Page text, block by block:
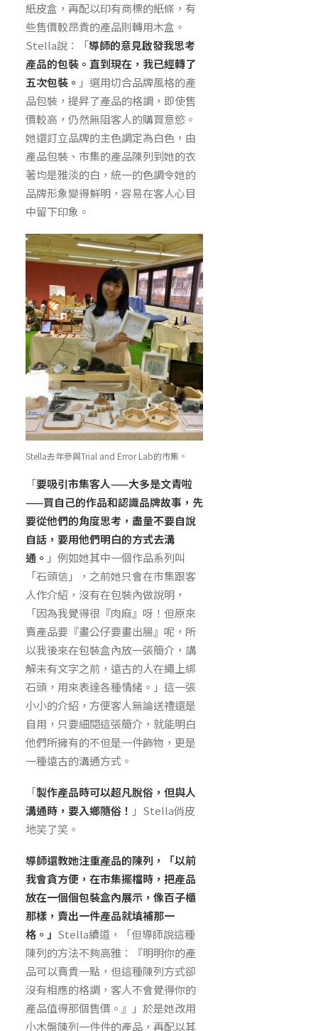
紙皮盒，再配以印有商標的紙條，有
些售價較昂貴的產品則轉用木盒。
Stella說：「導師的意見啟發我思考
產品的包裝。直到現在，我已經轉了
五次包裝。 」選用切合品牌風格的產
品包裝，提昇了產品的格調，即使售
價較高，仍然無阻客人的購買意慾。
她還訂立品牌的主色調定為白色，由
產品包裝、市集的產品陳列到她的衣
著均是雅淡的白，統一的色調令她的
品牌形象變得鮮明，容易在客人心目
中留下印象。
Stella去年參與Trial and Error Lab的市集。
「要吸引市集客人——大多是文青啦
——買自己的作品和認識品牌故事，先
要從他們的角度思考，盡量不要自說
自話，要用他們明白的方式去溝
通。 」例如她其中一個作品系列叫
「石頭信」，之前她只會在市集跟客
人作介紹，沒有在包裝內做說明，
「因為我覺得很『肉麻』呀！但原來
賣產品要『畫公仔要畫出腸』呢，所
以我後來在包裝盒內放一張簡介，講
解未有文字之前，遠古的人在繩上綁
石頭，用來表達各種情緒。」這一張
小小的介紹，方便客人無論送禮還是
自用，只要細閱這張簡介，就能明白
他們所擁有的不但是一件飾物，更是
一種遠古的溝通方式。
「製作產品時可以超凡脫俗，但與人
溝通時，要入鄉隨俗！ 」Stella俏皮
地笑了笑。
導師還教她注重產品的陳列，「以前
我會貪方便，在市集擺檔時，把產品
放在一個個包裝盒內展示，像百子櫃
那樣，賣出一件產品就填補那一
格。」 Stella續道，「但導師說這種
陳列的方法不夠高雅：『明明你的產
品可以賣貴一點，但這種陳列方式卻
沒有相應的格調，客人不會覺得你的
產品值得那個售價。』」於是她改用
小木盤陳列一件件的產品，再配以其